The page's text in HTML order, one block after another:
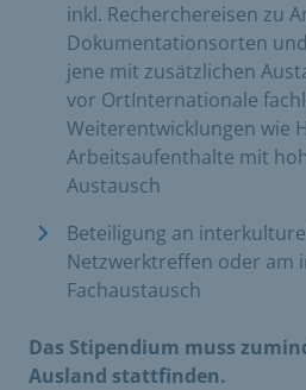
inkl. Recherchereisen zu
Dokumentationsorten
jene mit zusätzlichen
vor OrtInternationale
Weiterentwicklungen wie
Arbeitsaufenthalte mit
Austausch
Beteiligung an
Netzwerktreffen oder am
Fachaustausch
Das Stipendium muss
Ausland stattfinden.